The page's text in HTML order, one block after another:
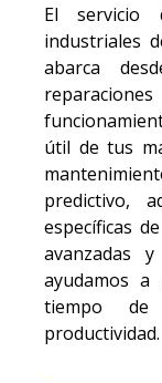
El servicio
industriales
abarca
útil de tus
predictivo,
específicas
avanzadas
ayudamos
tiempo de
productividad.